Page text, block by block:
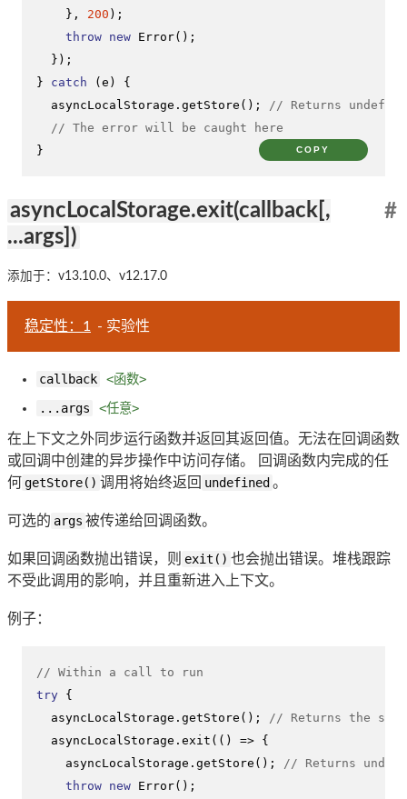
    },
200 );
throw new Error();
  });
} catch (e) {
  asyncLocalStorage.
getStore (); // Returns
// The error will be caught here
}
COPY
asyncLocalStorage.exit(callback[,
...args])
#
添加于：v13.10.0、v12.17.0
稳定性：1 - 实验性
callback
<函数>
...args
<任意>
在上下文之外同步运行函数并返回其返回值。无法在回调函数
或回调中创建的异步操作中访问存储。 回调函数内完成的任
何 getStore() 调用将始终返回 undefined 。
可选的 args 被传递给回调函数。
如果回调函数抛出错误，则 exit() 也会抛出错误。堆栈跟踪
不受此调用的影响，并且重新进入上下文。
例子：
// Within a call to run
try {
  asyncLocalStorage.
getStore ();
// Returns the
  asyncLocalStorage.
exit ( () => {
    asyncLocalStorage.
getStore ();
// Returns
throw new Error();